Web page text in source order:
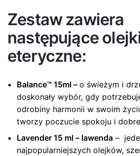
Zestaw zawiera
następujące
eteryczne:
Balance™ 15ml –o świeżym i
doskonały wybór, gdy
odrobiny harmonii w swoim
tworzy poczucie spokoju i
Lavender 15 ml – lawenda –
najpopularniejszych olejków,